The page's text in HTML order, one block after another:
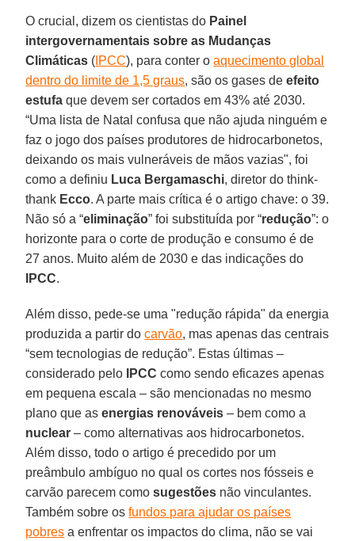
O crucial, dizem os cientistas do Painel
intergovernamentais sobre as Mudanças
Climáticas ( IPCC), para conter oaquecimento global
dentro do limite de 1,5 graus, são os gases deefeito
estufa que devem ser cortados em 43% até 2030.
“Uma lista de Natal confusa que não ajuda ninguém e
faz o jogo dos países produtores de hidrocarbonetos,
deixando os mais vulneráveis de mãos vazias", foi
como a definiu Luca Bergamaschi, diretor do think-
thank Ecco. A parte mais crítica é o artigo chave: o 39.
Não só a “eliminação” foi substituída por “redução”: o
horizonte para o corte de produção e consumo é de
27 anos. Muito além de 2030 e das indicações do
IPCC.
Além disso, pede-se uma "redução rápida" da energia
produzida a partir docarvão, mas apenas das centrais
“sem tecnologias de redução”. Estas últimas –
considerado pelo
IPCC como sendo eficazes apenas
em pequena escala – são mencionadas no mesmo
plano que asenergias renováveis – bem como a
nuclear – como alternativas aos hidrocarbonetos.
Além disso, todo o artigo é precedido por um
preâmbulo ambíguo no qual os cortes nos fósseis e
carvão parecem comosugestões não vinculantes.
Também sobre osfundos para ajudar os países
pobres a enfrentar os impactos do clima, não se vai